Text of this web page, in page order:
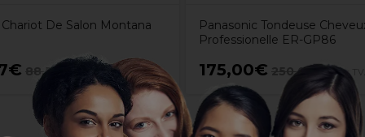
Chariot De Salon Montana
88,55€
Panasonic Tondeuse
Professionelle ER-GP86
175,00€ 250,00€ Hors TVA